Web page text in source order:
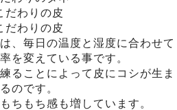
、毎日の温度と湿度に合わせて
を変えている事です。
ることによって皮にコシが生ま
のです。
ちもち感も増しています。